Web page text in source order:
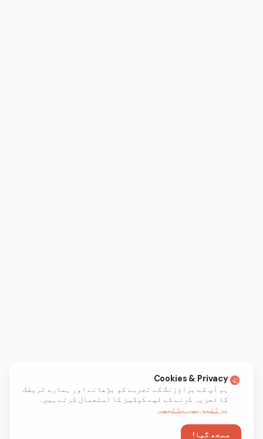
Cookies & Privacy
ہم آپ کے براؤزنگ کے تجربے کو بڑھانے اور ہمارے ٹریفک
کا تجزیہ کرنے کے لیے کوکیز کا استعمال کرتے ہیں۔
پرائیویسی پالیسی
سمجھ گیا!